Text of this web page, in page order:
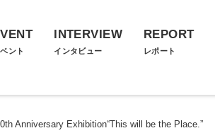
ント
INTERVIEW
インタビュー
REPORT
レポート
Anniversary Exhibition“This will be the Place.”